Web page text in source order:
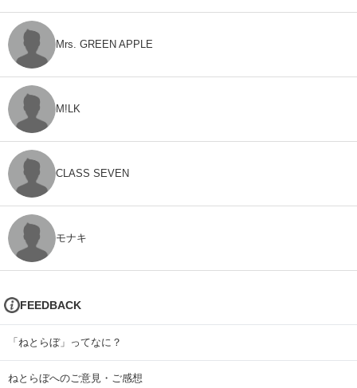
Mrs. GREEN APPLE
M!LK
CLASS SEVEN
モナキ
FEEDBACK
「ねとらぼ」ってなに？
ねとらぼへのご意見・ご感想